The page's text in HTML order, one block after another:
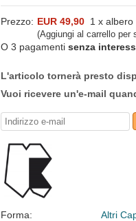
Prezzo: EUR 49,90 1 x albero
(Aggiungi al carrello per
O 3 pagamenti senza
L'articolo tornerà presto
Vuoi ricevere un'e-mail
Forma:
Altri